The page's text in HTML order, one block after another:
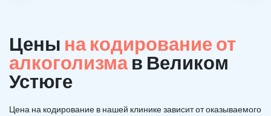
Цены на кодирование от
алкоголизмав Великом
Устюге
Цена на кодирование в нашей клинике зависит от оказываемого